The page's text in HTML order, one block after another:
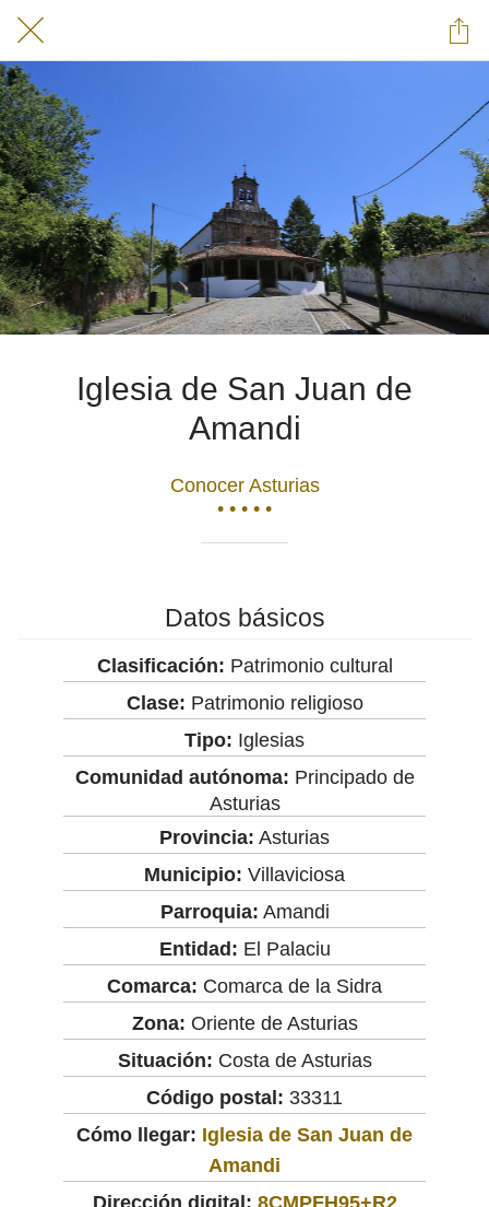
Iglesia de San Juan de
Amandi
Conocer Asturias
• • • • •
Datos básicos
Clasificación: Patrimonio cultural
Clase: Patrimonio religioso
Tipo: Iglesias
Comunidad autónoma: Principado de
Asturias
Provincia: Asturias
Municipio: Villaviciosa
Parroquia: Amandi
Entidad: El Palaciu
Comarca: Comarca de la Sidra
Zona: Oriente de Asturias
Situación: Costa de Asturias
Código postal: 33311
Cómo llegar: Iglesia de San Juan de
Amandi
Dirección digital: 8CMPFH95+R2